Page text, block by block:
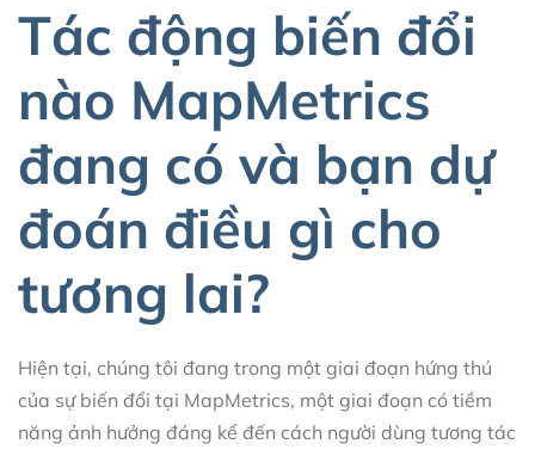
Tác động biến đổi
nào MapMetrics
đang có và bạn dự
đoán điều gì cho
tương lai?
Hiện tại, chúng tôi đang trong một giai đoạn hứng thú
của sự biến đổi tại MapMetrics, một giai đoạn có tiềm
năng ảnh hưởng đáng kể đến cách người dùng tương tác